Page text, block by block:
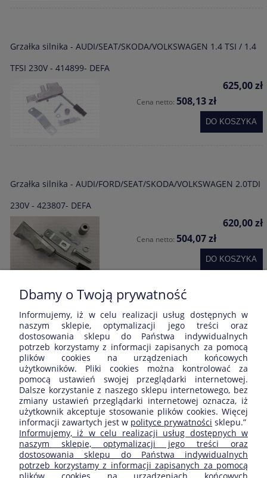
Grzałka silnika - AUDI/SEAT/SKODA/VOLKSWAGEN 1.4 TSI / 1.4
TFSI 230V - 414899- DEFA
625,00 zł
Cena netto: 508,13 zł
DO KOSZYKA
Grzałka silnika - AUDI/FORD/SEAT/SKODA/VOLKSWAGEN 2.0TDI
230V - 423807- DEFA
620,00 zł
Cena netto: 504,07 zł
DO KOSZYKA
Opinie o produkcie (0)
Wyświetlane są wszystkie opinie (pozytywne i negatywne). Nie
weryfikujemy, czy pochodzą one od klientów, którzy kupili dany
produkt.
ZAKUPY
POMOC
Dbamy o Twoją prywatność
Informujemy, iż w celu realizacji usług dostępnych w
naszym sklepie, optymalizacji jego treści oraz
dostosowania sklepu do Państwa indywidualnych
potrzeb korzystamy z informacji zapisanych za pomocą
plików cookies na urządzeniach końcowych
użytkowników. Pliki cookies można kontrolować za
pomocą ustawień swojej przeglądarki internetowej.
Dalsze korzystanie z naszego sklepu internetowego, bez
zmiany ustawień przeglądarki internetowej oznacza, iż
użytkownik akceptuje stosowanie plików cookies. Więcej
informacji zawartych jest w polityce prywatności sklepu.”
Informujemy, iż w celu realizacji usług dostępnych w
naszym sklepie, optymalizacji jego treści oraz
dostosowania sklepu do Państwa indywidualnych
potrzeb korzystamy z informacji zapisanych za pomocą